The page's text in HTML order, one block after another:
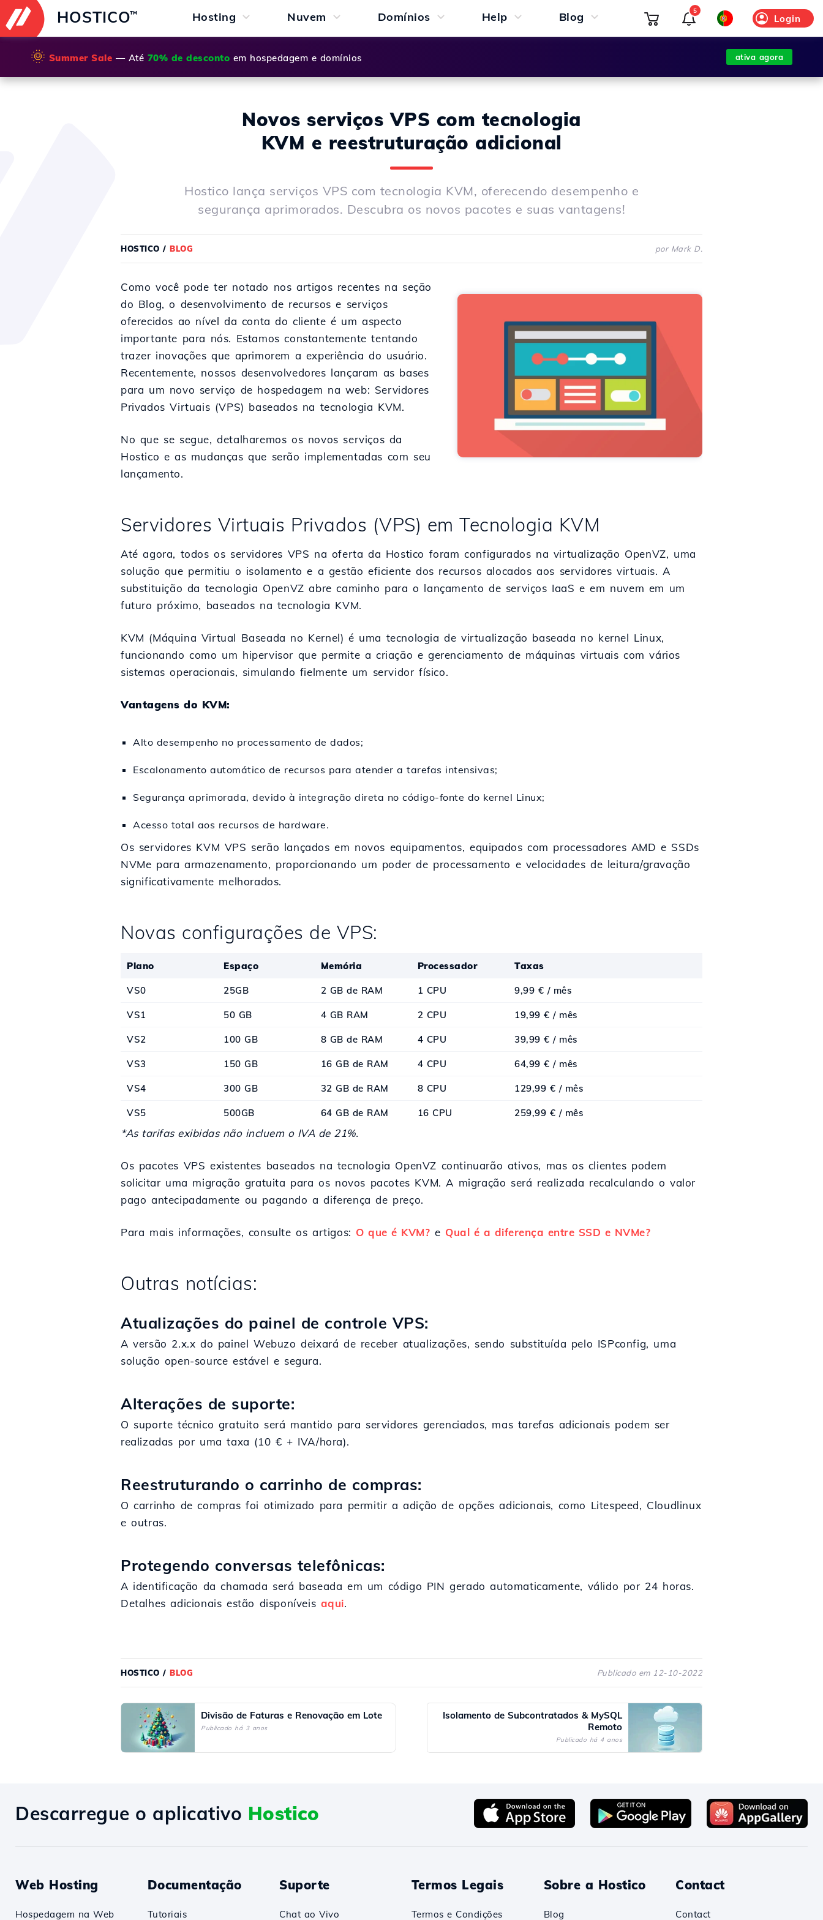
HOSTICO™ Hosting Nuvem Domínios Help Blog Login
5
🌞 Summer Sale — Até 70% de desconto em hospedagem e domínios ativa agora
Novos serviços VPS com tecnologia
KVM e reestruturação adicional
Hostico lança serviços VPS com tecnologia KVM, oferecendo desempenho e
segurança aprimorados. Descubra os novos pacotes e suas vantagens!
HOSTICO / BLOG por Mark D.
Como você pode ter notado nos artigos recentes na seção
do Blog, o desenvolvimento de recursos e serviços
oferecidos ao nível da conta do cliente é um aspecto
importante para nós. Estamos constantemente tentando
trazer inovações que aprimorem a experiência do usuário.
Recentemente, nossos desenvolvedores lançaram as bases
para um novo serviço de hospedagem na web: Servidores
Privados Virtuais (VPS) baseados na tecnologia KVM.
No que se segue, detalharemos os novos serviços da
Hostico e as mudanças que serão implementadas com seu
lançamento.
Servidores Virtuais Privados (VPS) em Tecnologia KVM
Até agora, todos os servidores VPS na oferta da Hostico foram configurados na virtualização OpenVZ, uma
solução que permitiu o isolamento e a gestão eficiente dos recursos alocados aos servidores virtuais. A
substituição da tecnologia OpenVZ abre caminho para o lançamento de serviços IaaS e em nuvem em um
futuro próximo, baseados na tecnologia KVM.
KVM (Máquina Virtual Baseada no Kernel) é uma tecnologia de virtualização baseada no kernel Linux,
funcionando como um hipervisor que permite a criação e gerenciamento de máquinas virtuais com vários
sistemas operacionais, simulando fielmente um servidor físico.
Vantagens do KVM:
Alto desempenho no processamento de dados;
Escalonamento automático de recursos para atender a tarefas intensivas;
Segurança aprimorada, devido à integração direta no código-fonte do kernel Linux;
Acesso total aos recursos de hardware.
Os servidores KVM VPS serão lançados em novos equipamentos, equipados com processadores AMD e SSDs
NVMe para armazenamento, proporcionando um poder de processamento e velocidades de leitura/gravação
significativamente melhorados.
Novas configurações de VPS:
Plano Espaço Memória Processador Taxas
VS0 25GB 2 GB de RAM 1 CPU 9,99 € / mês
VS1 50 GB 4 GB RAM 2 CPU 19,99 € / mês
VS2 100 GB 8 GB de RAM 4 CPU 39,99 € / mês
VS3 150 GB 16 GB de RAM 4 CPU 64,99 € / mês
VS4 300 GB 32 GB de RAM 8 CPU 129,99 € / mês
VS5 500GB 64 GB de RAM 16 CPU 259,99 € / mês
*As tarifas exibidas não incluem o IVA de 21%.
Os pacotes VPS existentes baseados na tecnologia OpenVZ continuarão ativos, mas os clientes podem
solicitar uma migração gratuita para os novos pacotes KVM. A migração será realizada recalculando o valor
pago antecipadamente ou pagando a diferença de preço.
Para mais informações, consulte os artigos: O que é KVM? e Qual é a diferença entre SSD e NVMe?
Outras notícias:
Atualizações do painel de controle VPS:
A versão 2.x.x do painel Webuzo deixará de receber atualizações, sendo substituída pelo ISPconfig, uma
solução open-source estável e segura.
Alterações de suporte:
O suporte técnico gratuito será mantido para servidores gerenciados, mas tarefas adicionais podem ser
realizadas por uma taxa (10 € + IVA/hora).
Reestruturando o carrinho de compras:
O carrinho de compras foi otimizado para permitir a adição de opções adicionais, como Litespeed, Cloudlinux
e outras.
Protegendo conversas telefônicas:
A identificação da chamada será baseada em um código PIN gerado automaticamente, válido por 24 horas.
Detalhes adicionais estão disponíveis aqui.
HOSTICO / BLOG Publicado em 12-10-2022
Divisão de Faturas e Renovação em Lote
Publicado há 3 anos
Isolamento de Subcontratados & MySQL
Remoto
Publicado há 4 anos
Descarregue o aplicativo Hostico
Web Hosting
Hospedagem na Web
Documentação
Tutoriais
Suporte
Chat ao Vivo
Termos Legais
Termos e Condições
Sobre a Hostico
Blog
Contact
Contact